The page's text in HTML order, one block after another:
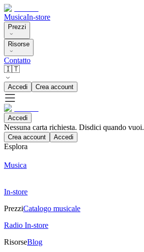
MusicaIn-store
Prezzi
Risorse
Contatto
🇮🇹
Accedi Crea account
Accedi
Nessuna carta richiesta. Disdici quando vuoi.
Crea account Accedi
Esplora
Musica
In-store
PrezziCatalogo musicale
Radio In-store
RisorseBlog